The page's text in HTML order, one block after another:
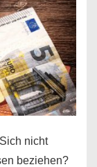
nicht
beziehen?